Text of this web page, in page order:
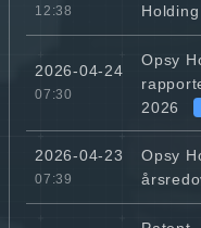
12:38
Holding
2026-04-24
07:30
Opsy
2026
2026-04-23
07:39
Opsy